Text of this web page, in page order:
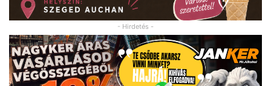
- Hirdetés -